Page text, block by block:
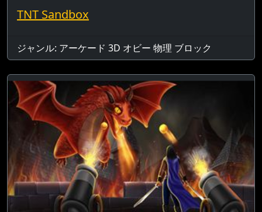
TNT Sandbox
ジャンル: アーケード 3D オビー 物理 ブロック